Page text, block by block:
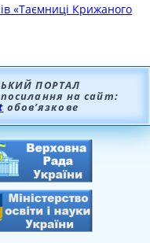
«Таємниці Крижаного
ПОРТАЛ
посилання на сайт:
обов’язкове